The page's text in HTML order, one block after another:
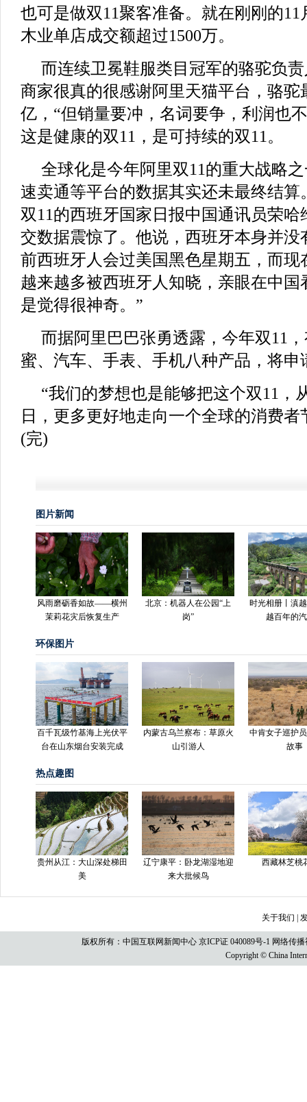
也可是做双11聚客准备。就在刚刚的11
木业单店成交额超过1500万。
而连续卫冕鞋服类目冠军的骆驼负
商家很真的很感谢阿里天猫平台，骆驼
亿，“但销量要冲，名词要争，利润也
这是健康的双11，是可持续的双11。
全球化是今年阿里双11的重大战略
速卖通等平台的数据其实还未最终结算
双11的西班牙国家日报中国通讯员荣哈
交数据震惊了。他说，西班牙本身并没
前西班牙人会过美国黑色星期五，而现
越来越多被西班牙人知晓，亲眼在中
是觉得很神奇。”
而据阿里巴巴张勇透露，今年双11
蜜、汽车、手表、手机八种产品，将
“我们的梦想也是能够把这个双11，
日，更多更好地走向一个全球的消费者
(完)